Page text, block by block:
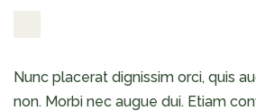
Nunc placerat dignissim orci, quis
non. Morbi nec augue dui. Etiam